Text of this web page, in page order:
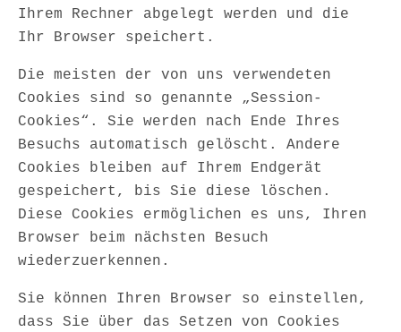
Ihrem Rechner abgelegt werden und die
Ihr Browser speichert.
Die meisten der von uns verwendeten
Cookies sind so genannte „Session-
Cookies“. Sie werden nach Ende Ihres
Besuchs automatisch gelöscht. Andere
Cookies bleiben auf Ihrem Endgerät
gespeichert, bis Sie diese löschen.
Diese Cookies ermöglichen es uns, Ihren
Browser beim nächsten Besuch
wiederzuerkennen.
Sie können Ihren Browser so einstellen,
dass Sie über das Setzen von Cookies